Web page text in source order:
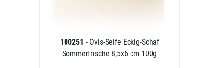
100251 - Ovis-Seife Eckig-Schaf
Sommerfrische 8,5x6 cm 100g